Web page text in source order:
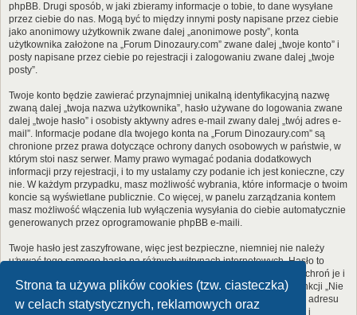
Strona ta używa plików cookies (tzw. ciasteczka)
w celach statystycznych, reklamowych oraz
phpBB. Drugi sposób, w jaki zbieramy informacje o tobie, to dane wysyłane
przez ciebie do nas. Mogą być to między innymi posty napisane przez ciebie
jako anonimowy użytkownik zwane dalej „anonimowe posty”, konta
użytkownika założone na „Forum Dinozaury.com” zwane dalej „twoje konto” i
posty napisane przez ciebie po rejestracji i zalogowaniu zwane dalej „twoje
posty”.
Twoje konto będzie zawierać przynajmniej unikalną identyfikacyjną nazwę
zwaną dalej „twoja nazwa użytkownika”, hasło używane do logowania zwane
dalej „twoje hasło” i osobisty aktywny adres e-mail zwany dalej „twój adres e-
mail”. Informacje podane dla twojego konta na „Forum Dinozaury.com” są
chronione przez prawa dotyczące ochrony danych osobowych w państwie, w
którym stoi nasz serwer. Mamy prawo wymagać podania dodatkowych
informacji przy rejestracji, i to my ustalamy czy podanie ich jest konieczne, czy
nie. W każdym przypadku, masz możliwość wybrania, które informacje o twoim
koncie są wyświetlane publicznie. Co więcej, w panelu zarządzania kontem
masz możliwość włączenia lub wyłączenia wysyłania do ciebie automatycznie
generowanych przez oprogramowanie phpBB e-maili.
Twoje hasło jest zaszyfrowane, więc jest bezpieczne, niemniej nie należy
używać tego samego hasła na różnych witrynach internetowych. Hasło to
umożliwia dostęp do twojego konta na „Forum Dinozaury.com”, więc chroń je i
w żadnym wypadku nie podawajnikomu. Jeśli je zapomnisz, użyj funkcji „Nie
pamiętam hasła”. Witryna poprosi cię o podanie nazwy użytkownika i adresu
e-mail. Po podaniu tych danych zostanie wygenerowane nowe hasło i